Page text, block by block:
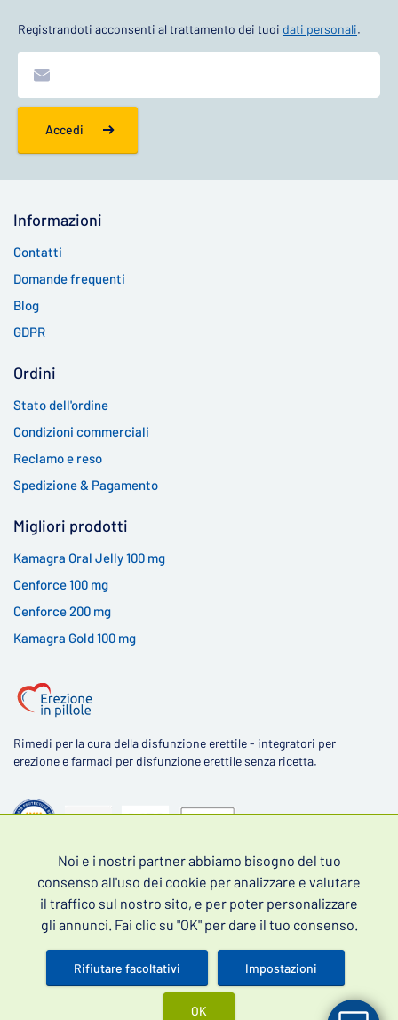
Registrandoti acconsenti al trattamento dei tuoi dati personali.
Accedi
Informazioni
Contatti
Domande frequenti
Blog
GDPR
Ordini
Stato dell'ordine
Condizioni commerciali
Reclamo e reso
Spedizione & Pagamento
Migliori prodotti
Kamagra Oral Jelly 100 mg
Cenforce 100 mg
Cenforce 200 mg
Kamagra Gold 100 mg
Rimedi per la cura della disfunzione erettile - integratori per
erezione e farmaci per disfunzione erettile senza ricetta.
4,5
Scopri le recensioni dei nostri clienti
Noi e i nostri partner abbiamo bisogno del tuo
consenso all'uso dei cookie per analizzare e valutare
il traffico sul nostro sito, e per poter personalizzare
gli annunci. Fai clic su "OK" per dare il tuo consenso.
Rifiutare facoltativi Impostazioni
OK